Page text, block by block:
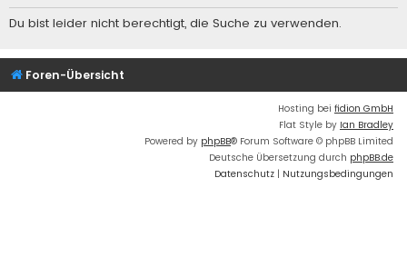
Du bist leider nicht berechtigt, die Suche zu verwenden.
Foren-Übersicht
Hosting bei fidion GmbH
Flat Style by Ian Bradley
Powered by phpBB® Forum Software © phpBB Limited
Deutsche Übersetzung durch phpBB.de
Datenschutz | Nutzungsbedingungen